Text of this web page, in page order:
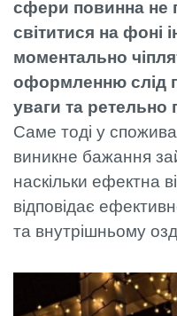
сфери повинна не
світитися на фоні
моментально
оформленню слід
уваги та ретельно
Саме тоді у
виникне бажання
наскільки ефектна
відповідає
та внутрішньому